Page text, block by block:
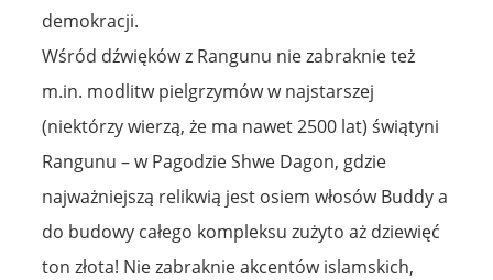
demokracji.
Wśród dźwięków z Rangunu nie zabraknie też
m.in. modlitw pielgrzymów w najstarszej
(niektórzy wierzą, że ma nawet 2500 lat) świątyni
Rangunu – w Pagodzie Shwe Dagon, gdzie
najważniejszą relikwią jest osiem włosów Buddy a
do budowy całego kompleksu zużyto aż dziewięć
ton złota! Nie zabraknie akcentów islamskich,